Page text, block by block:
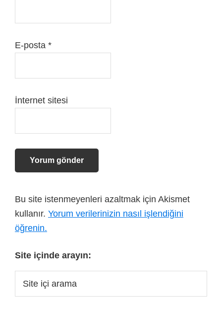
E-posta *
İnternet sitesi
Bu site istenmeyenleri azaltmak için Akismet
kullanır. Yorum verilerinizin nasıl işlendiğini
öğrenin.
Site içinde arayın: